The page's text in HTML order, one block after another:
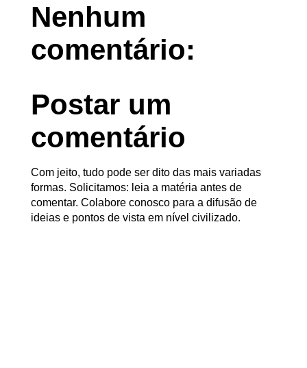
Nenhum
comentário:
Postar um
comentário
Com jeito, tudo pode ser dito das mais variadas
formas. Solicitamos: leia a matéria antes de
comentar. Colabore conosco para a difusão de
ideias e pontos de vista em nível civilizado.